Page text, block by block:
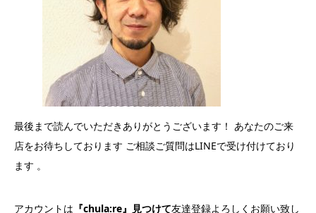
最後まで読んでいただきありがとうございます！ あなたのご来
店をお待ちしております ご相談ご質問はLINEで受け付けており
ます 。
アカウントは 『chula:re』見つけて友達登録よろしくお願い致し